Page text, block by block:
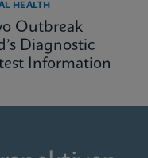
HEALTH
Outbreak
Diagnostic
Information